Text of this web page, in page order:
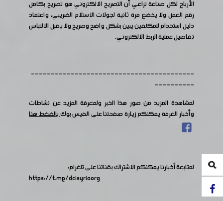
الأرباح لكل صناعة تراعي أن التصريح الالكتروني هو تصريح بكامل
رقم العمل ولا يخضع مرة ثانية لجولات الاستلام الضريبي، واعتماد
دليل استخدام للمكلفين يبين بشكل واضح وصريح ولا يقبل الالتباس
تفاصيل عملية الربط الالكتروني.
-----------------------------------------
----------
لمشاهدة المزيد من صور هذا الخبر ولمعرفة المزيد عن نشاطات
وأخبار الغرفة يمكنكم زيارة صفحتنا على الفيس بوكبالضغط هنا
لمتابعة أخبارنا يمكنكم الاشتراك بقناتنا على تلغرام:
https://t.me/dcisyriaorg